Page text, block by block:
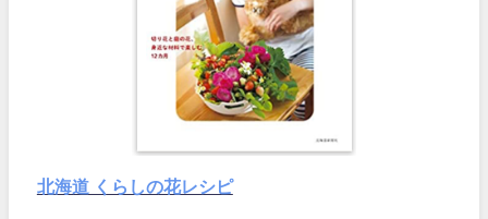
北海道 くらしの花レシピ